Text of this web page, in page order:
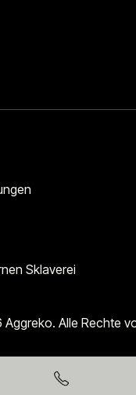
Alle Rechte
Sklaverei